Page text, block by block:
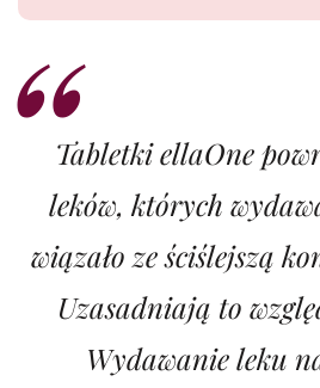
Tabletki ellaOne
leków, których
wiązało ze ściślejszą
Uzasadniają to
Wydawanie leku